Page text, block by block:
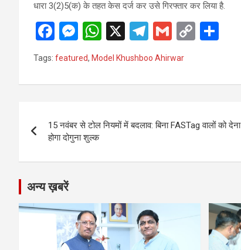
धारा 3(2)5(क) के तहत केस दर्ज कर उसे गिरफ्तार कर लिया है.
F
a
b
o
k
M
es
se
n
er
W
h
s
p
X
T
el
gr
m
G
C
Li
k
e
Tags: featured, Model Khushboo Ahirwar
navigation
15 नवंबर से टोल नियमों में बदलाव: बिना FASTag वालों को देना
होगा दोगुना शुल्क
अन्य ख़बरें